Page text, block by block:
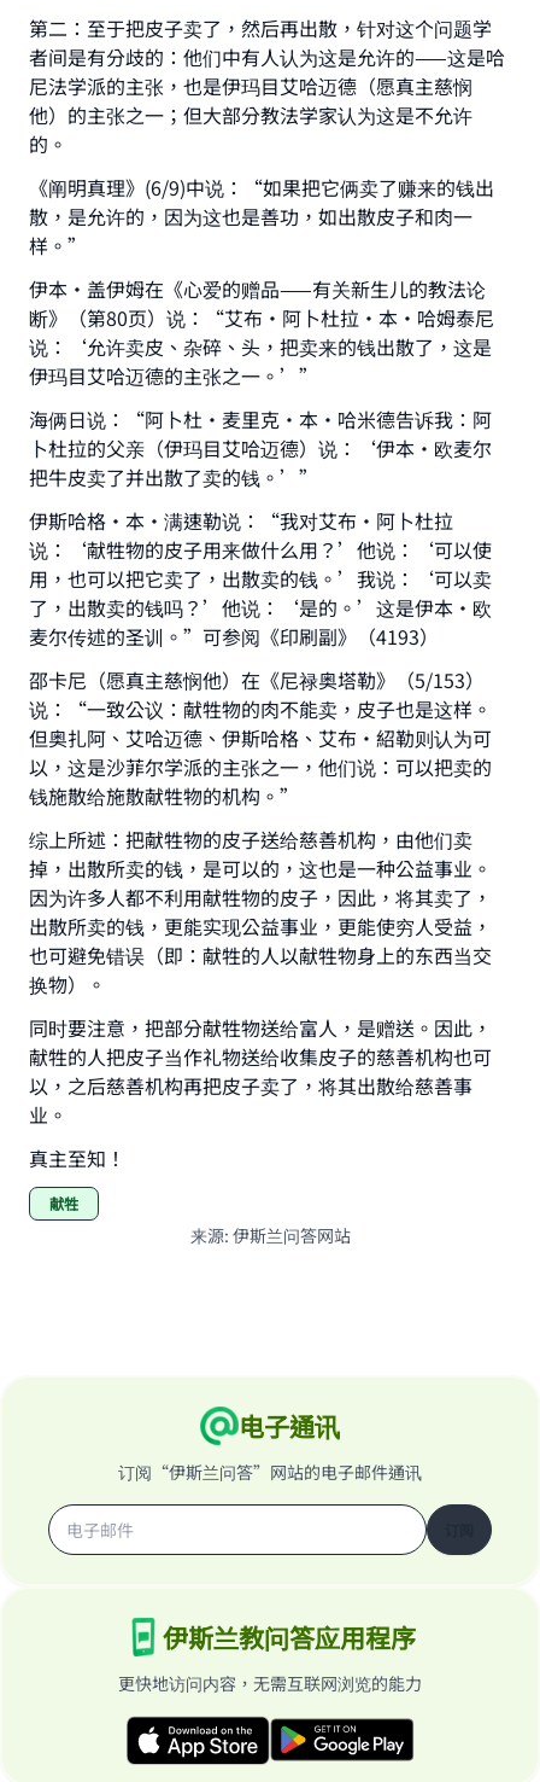
第二：至于把皮子卖了，然后再出散，针对这个问题学
者间是有分歧的：他们中有人认为这是允许的——这是哈
尼法学派的主张，也是伊玛目艾哈迈德（愿真主慈悯
他）的主张之一；但大部分教法学家认为这是不允许
的。
《阐明真理》(6/9)中说：“如果把它俩卖了赚来的钱出
散，是允许的，因为这也是善功，如出散皮子和肉一
样。”
伊本·盖伊姆在《心爱的赠品——有关新生儿的教法论
断》（第80页）说：“艾布·阿卜杜拉·本·哈姆泰尼
说：‘允许卖皮、杂碎、头，把卖来的钱出散了，这是
伊玛目艾哈迈德的主张之一。’”
海俩日说：“阿卜杜·麦里克·本·哈米德告诉我：阿
卜杜拉的父亲（伊玛目艾哈迈德）说：‘伊本·欧麦尔
把牛皮卖了并出散了卖的钱。’”
伊斯哈格·本·满速勒说：“我对艾布·阿卜杜拉
说：‘献牲物的皮子用来做什么用？’他说：‘可以使
用，也可以把它卖了，出散卖的钱。’我说：‘可以卖
了，出散卖的钱吗？’他说：‘是的。’这是伊本·欧
麦尔传述的圣训。”可参阅《印刷副》（4193）
邵卡尼（愿真主慈悯他）在《尼禄奥塔勒》（5/153）
说：“一致公议：献牲物的肉不能卖，皮子也是这样。
但奥扎阿、艾哈迈德、伊斯哈格、艾布·紹勒则认为可
以，这是沙菲尔学派的主张之一，他们说：可以把卖的
钱施散给施散献牲物的机构。”
综上所述：把献牲物的皮子送给慈善机构，由他们卖
掉，出散所卖的钱，是可以的，这也是一种公益事业。
因为许多人都不利用献牲物的皮子，因此，将其卖了，
出散所卖的钱，更能实现公益事业，更能使穷人受益，
也可避免错误（即：献牲的人以献牲物身上的东西当交
换物）。
同时要注意，把部分献牲物送给富人，是赠送。因此，
献牲的人把皮子当作礼物送给收集皮子的慈善机构也可
以，之后慈善机构再把皮子卖了，将其出散给慈善事
业。
真主至知！
献牲
来源: 伊斯兰问答网站
电子通讯
订阅“伊斯兰问答”网站的电子邮件通讯
伊斯兰教问答应用程序
更快地访问内容，无需互联网浏览的能力
good will earn the same reward as those who
do it."
(MUSLIM, 1893)
Support IslamQA